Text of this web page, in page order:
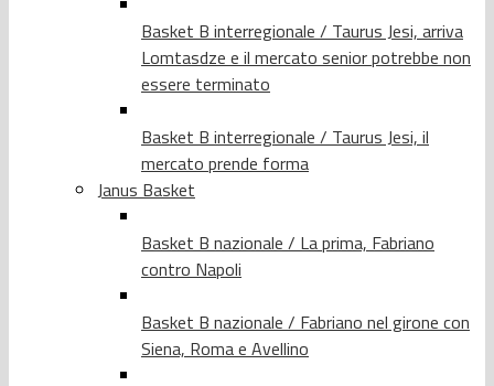
Basket B interregionale / Taurus Jesi, arriva
Lomtasdze e il mercato senior potrebbe non
essere terminato
Basket B interregionale / Taurus Jesi, il
mercato prende forma
Janus Basket
Basket B nazionale / La prima, Fabriano
contro Napoli
Basket B nazionale / Fabriano nel girone con
Siena, Roma e Avellino